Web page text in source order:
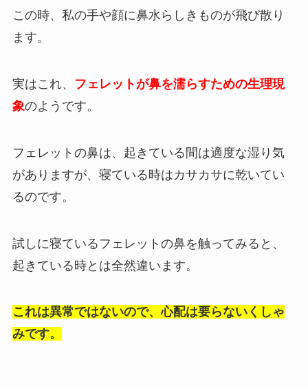
この時、私の手や顔に鼻水らしきものが飛び散り
ます。
実はこれ、
フェレットが鼻を濡らすための生理現
象のようです。
フェレットの鼻は、起きている間は適度な湿り気
がありますが、寝ている時はカサカサに乾いてい
るのです。
試しに寝ているフェレットの鼻を触ってみると、
起きている時とは全然違います。
これは異常ではないので、心配は要らないくしゃ
みです。